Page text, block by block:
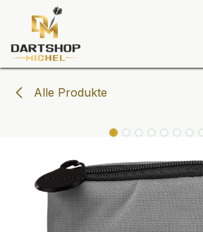
Zum Inhalt springen
Alle Produkte